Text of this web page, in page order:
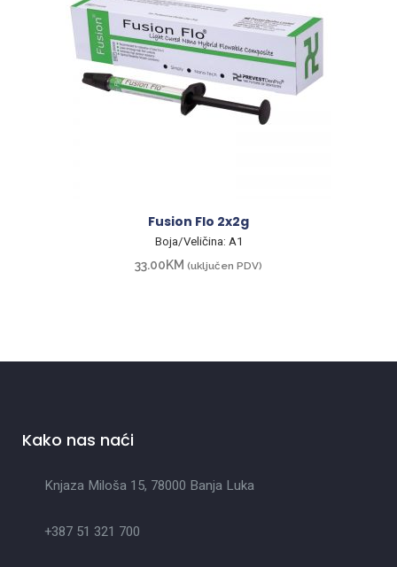
Fusion Flo 2x2g
Boja/Veličina: A1
33.00KM (uključen PDV)
Kako nas naći
Knjaza Miloša 15, 78000 Banja Luka
+387 51 321 700